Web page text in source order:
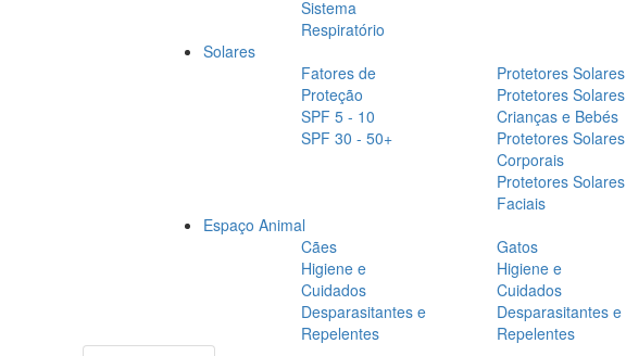
Sistema
Respiratório
Solares
Fatores de
Proteção
SPF 5 - 10
SPF 30 - 50+
Protetores Solares
Protetores Solares
Crianças e Bebés
Protetores Solares
Corporais
Protetores Solares
Faciais
Espaço Animal
Cães
Higiene e
Cuidados
Desparasitantes e
Repelentes
Gatos
Higiene e
Cuidados
Desparasitantes e
Repelentes